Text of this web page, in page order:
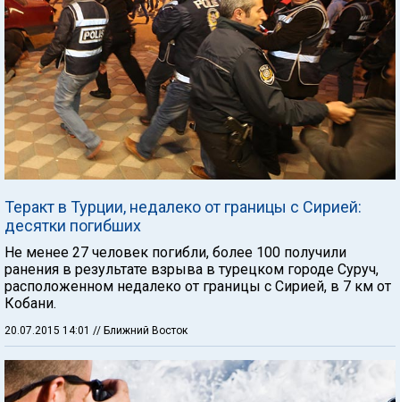
Теракт в Турции, недалеко от границы с Сирией:
десятки погибших
Не менее 27 человек погибли, более 100 получили
ранения в результате взрыва в турецком городе Суруч,
расположенном недалеко от границы с Сирией, в 7 км от
Кобани.
20.07.2015 14:01 // Ближний Восток